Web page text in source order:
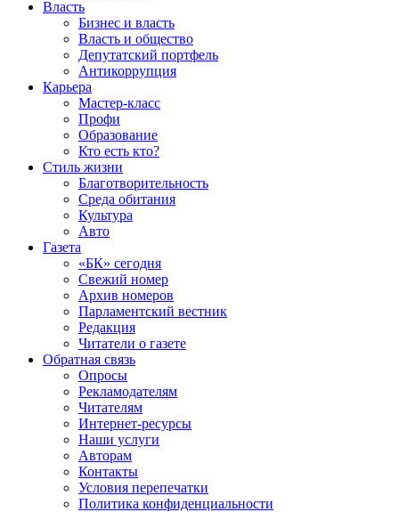
Власть
Бизнес и власть
Власть и общество
Депутатский портфель
Антикоррупция
Карьера
Мастер-класс
Профи
Образование
Кто есть кто?
Стиль жизни
Благотворительность
Среда обитания
Культура
Авто
Газета
«БК» сегодня
Свежий номер
Архив номеров
Парламентский вестник
Редакция
Читатели о газете
Обратная связь
Опросы
Рекламодателям
Читателям
Интернет-ресурсы
Наши услуги
Авторам
Контакты
Условия перепечатки
Политика конфиденциальности